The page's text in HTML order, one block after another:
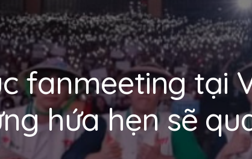
fanmeeting tại
hứa hẹn sẽ